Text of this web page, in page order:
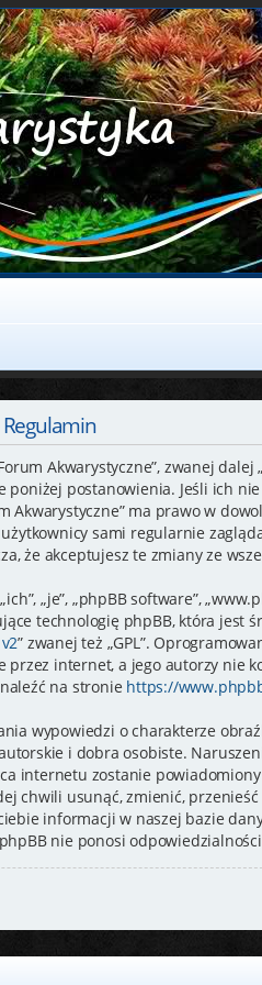
Akwarystyczne”, zwanej dalej
poniżej postanowienia. Jeśli ich
Akwarystyczne” ma prawo w
sami regularnie
że akceptujesz te zmiany ze
„je”, „phpBB software”,
technologię phpBB, która jest
” zwanej też „GPL”.
przez internet, a jego autorzy nie
na stronie https://
wypowiedzi o charakterze
i dobra osobiste.
internetu zostanie
chwili usunąć, zmienić,
informacji w naszej bazie
nie ponosi